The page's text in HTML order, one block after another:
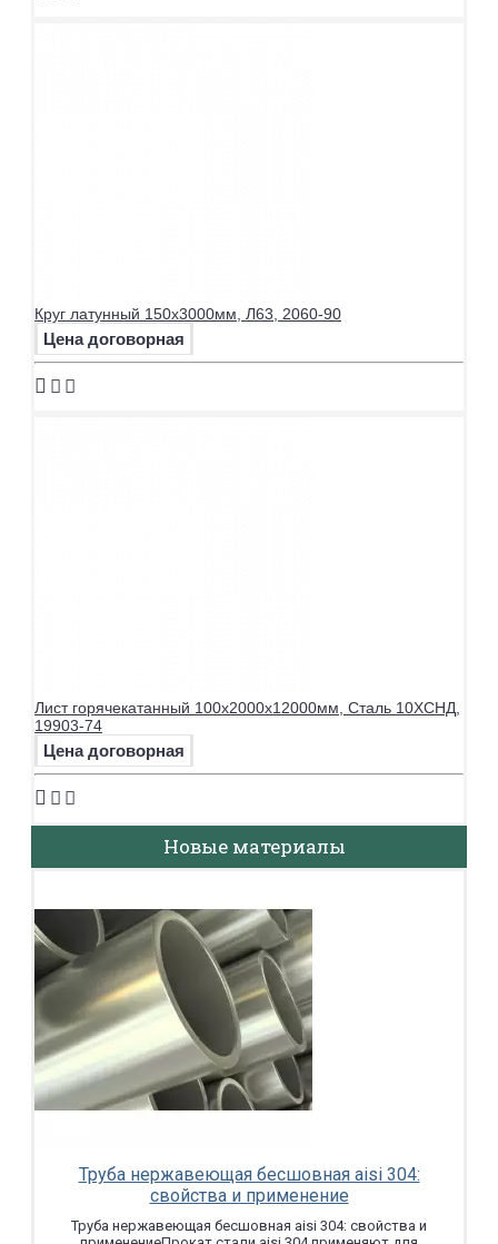
Круг латунный 150х3000мм, Л63, 2060-90
Цена договорная
Лист горячекатанный 100х2000х12000мм, Сталь 10ХСНД,
19903-74
Цена договорная
Новые материалы
Труба нержавеющая бесшовная aisi 304:
свойства и применение
Труба нержавеющая бесшовная aisi 304: свойства и